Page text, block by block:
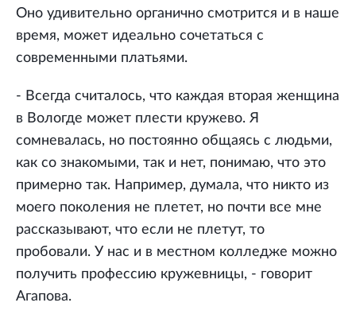
Оно удивительно органично смотрится и в наше
время, может идеально сочетаться с
современными платьями.
- Всегда считалось, что каждая вторая женщина
в Вологде может плести кружево. Я
сомневалась, но постоянно общаясь с людьми,
как со знакомыми, так и нет, понимаю, что это
примерно так. Например, думала, что никто из
моего поколения не плетет, но почти все мне
рассказывают, что если не плетут, то
пробовали. У нас и в местном колледже можно
получить профессию кружевницы, - говорит
Агапова.